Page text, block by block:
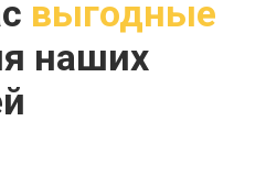
выгодные
наших